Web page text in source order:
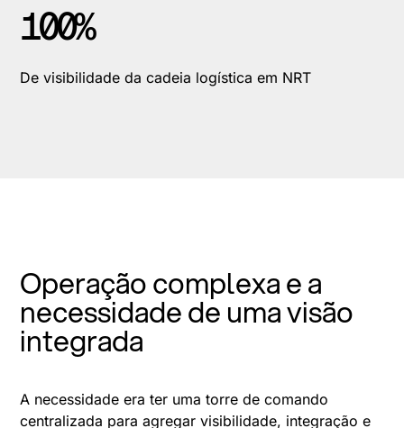
100%
De visibilidade da cadeia logística em NRT
Operação complexa e a
necessidade de uma visão
integrada
A necessidade era ter uma torre de comando
centralizada para agregar visibilidade, integração e